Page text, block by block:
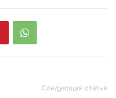
Следующая статья